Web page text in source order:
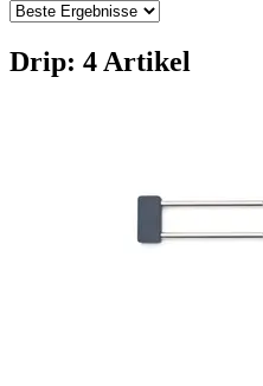
Drip: 4 Artikel